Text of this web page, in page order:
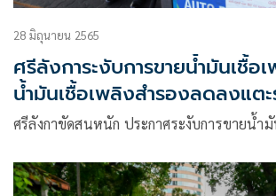
28 มิถุนายน 2565
ศรีลังการะงับการขายน้ำมันเชื้อ
น้ำมันเชื้อเพลิงสำรองลดลงแต
ศรีลังกาขัดสนหนัก ประกาศระงับการขายน้ำ